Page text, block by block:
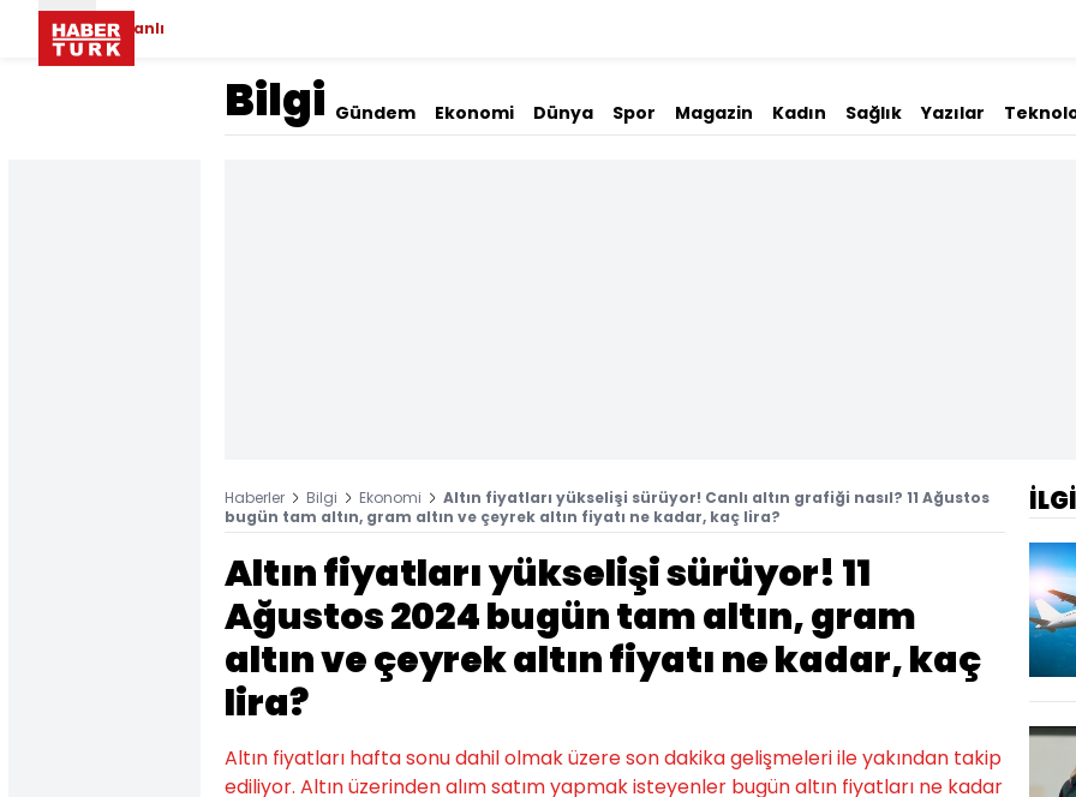
Canlı
Bilgi Gündem Ekonomi Dünya Spor Magazin Kadın Sağlık Yazılar
Haberler Bilgi Ekonomi
Altın fiyatları yükselişi sürüyor! Canlı altın grafiği nasıl? 11 Ağustos
bugün tam altın, gram altın ve çeyrek altın fiyatı ne kadar, kaç lira?
Altın fiyatları yükselişi sürüyor! 11
Ağustos 2024 bugün tam altın, gram
altın ve çeyrek altın fiyatı ne kadar, kaç
lira?
Altın fiyatları hafta sonu dahil olmak üzere son dakika gelişmeleri ile yakından takip
ediliyor. Altın üzerinden alım satım yapmak isteyenler bugün altın fiyatları ne kadar